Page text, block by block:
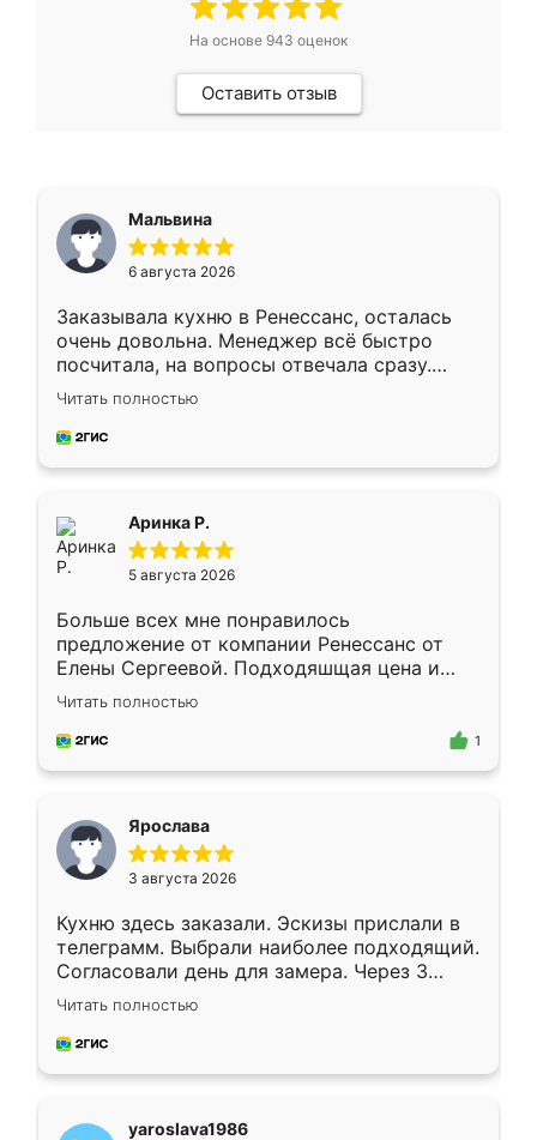
На основе 943 оценок
Оставить отзыв
Мальвина
6 августа 2026
Заказывала кухню в Ренессанс, осталась
очень довольна. Менеджер всё быстро
посчитала, на вопросы отвечала сразу.
Замерщик приехал в субботу, подошёл к
делу со всей ответственностью. Собрали
за день, ребята работали аккуратно, даже
Читать полностью
Аринка Р.
5 августа 2026
Больше всех мне понравилось
предложение от компании Ренессанс от
Елены Сергеевой. Подходяшщая цена и
короткие сроки изготовления. Приехавший
для замера сотрудник Владислав
предложил по моему эскизу самый
Читать полностью
1
Ярослава
3 августа 2026
Кухню здесь заказали. Эскизы прислали в
телеграмм. Выбрали наиболее подходящий.
Согласовали день для замера. Через 3
недели кухня была уже готова. Остались
довольны работой. Спасибо Ренессанс
мебель за качественную работу!
Читать полностью
yaroslava1986